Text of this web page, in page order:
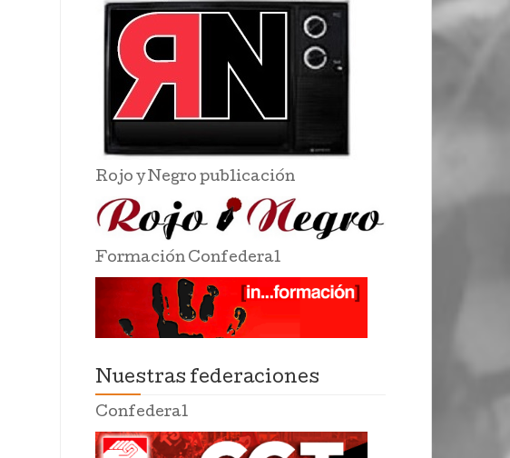
Rojo y Negro publicación
Formación Confederal
Nuestras federaciones
Confederal